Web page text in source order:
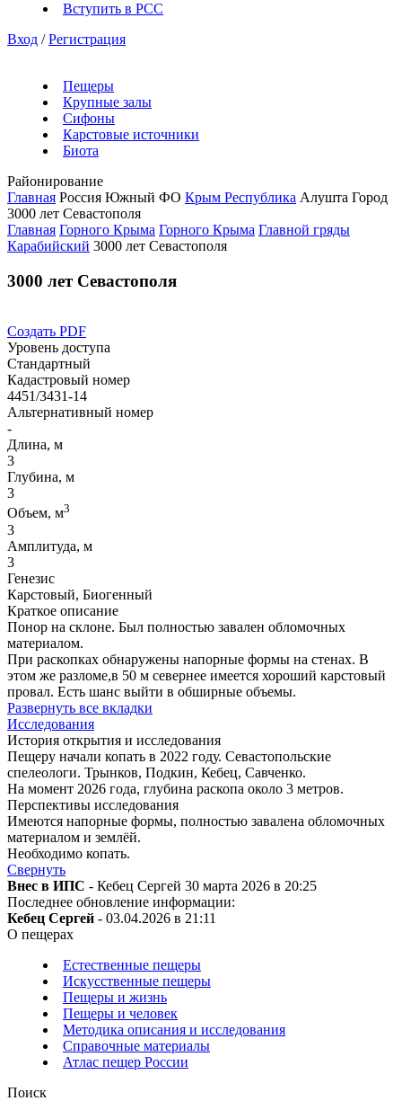
Вступить в РСС
Вход / Регистрация
Пещеры
Крупные залы
Сифоны
Карстовые источники
Биота
Районирование
Главная Россия Южный ФО Крым Республика Алушта Город
3000 лет Севастополя
Главная Горного Крыма Горного Крыма Главной гряды
Карабийский 3000 лет Севастополя
3000 лет Севастополя
Создать PDF
Уровень доступа
Стандартный
Кадастровый номер
4451/3431-14
Альтернативный номер
-
Длина, м
3
Глубина, м
3
Объем, м3
3
Амплитуда, м
3
Генезис
Карстовый, Биогенный
Краткое описание
Понор на склоне. Был полностью завален обломочных
материалом.
При раскопках обнаружены напорные формы на стенах. В
этом же разломе,в 50 м севернее имеется хороший карстовый
провал. Есть шанс выйти в обширные объемы.
Развернуть все вкладки
Исследования
История открытия и исследования
Пещеру начали копать в 2022 году. Севастопольские
спелеологи. Трынков, Подкин, Кебец, Савченко.
На момент 2026 года, глубина раскопа около 3 метров.
Перспективы исследования
Имеются напорные формы, полностью завалена обломочных
материалом и землёй.
Необходимо копать.
Свернуть
Внес в ИПС - Кебец Сергей 30 марта 2026 в 20:25
Последнее обновление информации:
Кебец Сергей - 03.04.2026 в 21:11
О пещерах
Естественные пещеры
Искусственные пещеры
Пещеры и жизнь
Пещеры и человек
Методика описания и исследования
Справочные материалы
Атлас пещер России
Поиск